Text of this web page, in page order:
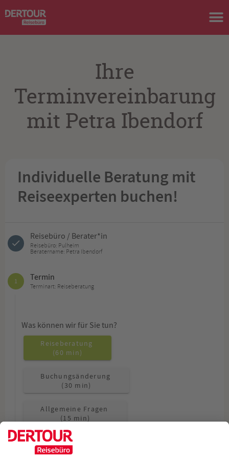
Ihre
Terminvereinbarung
mit Petra Ibendorf
Individuelle Beratung mit
Reiseexperten buchen!
Reisebüro / Berater*in
Reisebüro: Pulheim
Beratername: Petra Ibendorf
1 Termin
Terminart: Reiseberatung
Was können wir für Sie tun?
Reiseberatung
(60 min)
Buchungsänderung
(30 min)
Allgemeine Fragen
(15 min)
Wie möchten Sie beraten werden?